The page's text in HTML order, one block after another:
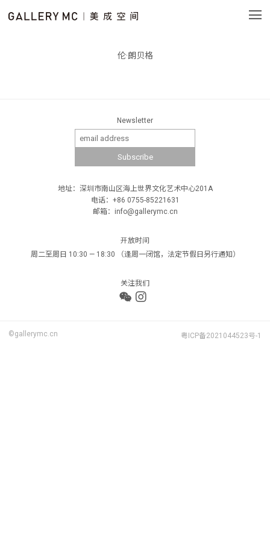
伦·朗贝格
Newsletter
地址：深圳市南山区海上世界文化艺术中心201A
电话：+86 0755-85221631
邮箱：info@gallerymc.cn
开放时间
周二至周日 10:30 — 18:30 （逢周一闭馆，法定节假日另行通知）
关注我们
©gallerymc.cn 粤ICP备2021044523号-1